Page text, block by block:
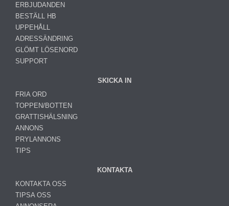
ERBJUDANDEN
BESTÄLL HB
UPPEHÅLL
ADRESSÄNDRING
GLÖMT LÖSENORD
SUPPORT
SKICKA IN
FRIA ORD
TOPPEN/BOTTEN
GRATTISHÄLSNING
ANNONS
PRYLANNONS
TIPS
KONTAKTA
KONTAKTA OSS
TIPSA OSS